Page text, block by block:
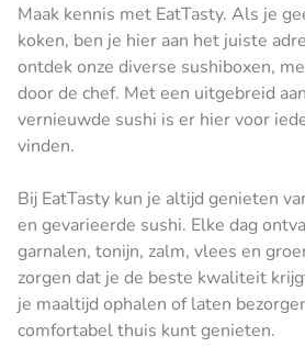
Maak kennis met EatTasty. Als je
koken, ben je hier aan het juiste
ontdek onze diverse sushiboxen,
door de chef. Met een uitgebreid
vernieuwde sushi is er hier voor
vinden.
Bij EatTasty kun je altijd genieten
en gevarieerde sushi. Elke dag
garnalen, tonijn, zalm, vlees en
zorgen dat je de beste kwaliteit
je maaltijd ophalen of laten
comfortabel thuis kunt genieten.